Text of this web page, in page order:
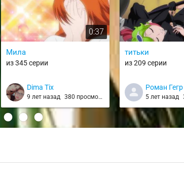
0:37
Мила
из 345 серии
Dima Tix
9 лет назад 380 просмотров
титьки
из 209 серии
Роман Гегр
5 лет назад